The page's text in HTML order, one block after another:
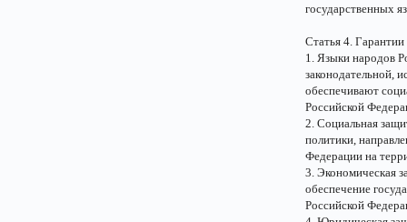
государственных
Статья 4.
1. Языки народов
законодательной,
обеспечивают
Российской
2. Социальная
политики,
Федерации на
3. Экономическая
обеспечение
Российской